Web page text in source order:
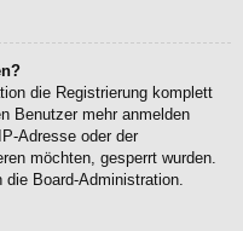
die Registrierung komplett
Benutzer mehr anmelden
Adresse oder der
möchten, gesperrt wurden.
Board-Administration.